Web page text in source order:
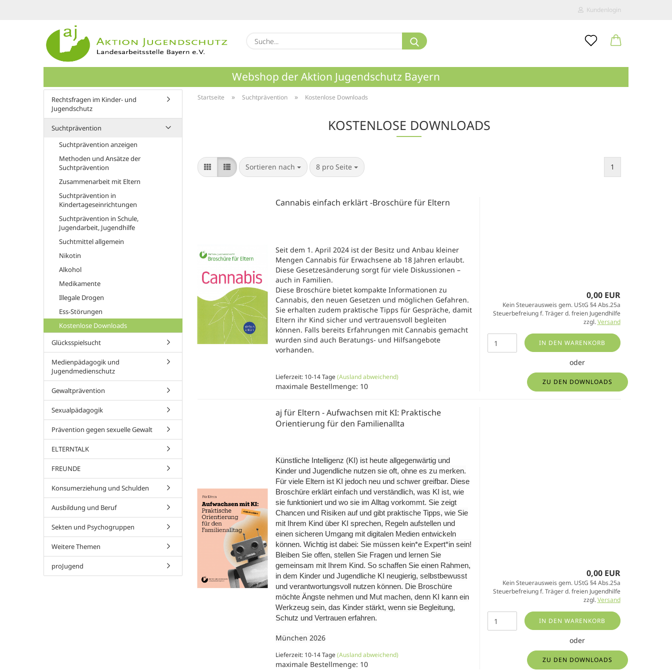
Kundenlogin
E-Mail
Suche...
Webshop der Aktion Jugendschutz Bayern
Startseite » Suchtprävention » Kostenlose Downloads
KOSTENLOSE DOWNLOADS
Sortieren nach
Sortieren nach 8 pro Seite
pro Seite 1
Cannabis einfach erklärt -Broschüre für Eltern
Seit dem 1. April 2024 ist der Besitz und Anbau kleiner
Mengen Cannabis für Erwachsene ab 18 Jahren erlaubt.
Diese Gesetzesänderung sorgt für viele Diskussionen –
auch in Familien.
Diese Broschüre bietet kompakte Informationen zu
Cannabis, den neuen Gesetzen und möglichen Gefahren.
Sie erhalten zudem praktische Tipps für Gespräche, damit
Eltern ihr Kind sicher und vertrauensvoll begleiten
können. Falls bereits Erfahrungen mit Cannabis gemacht
wurden sind auch Beratungs- und Hilfsangebote
vorhanden.
Lieferzeit: 10-14 Tage (Ausland abweichend)
maximale Bestellmenge: 10
0,00 EUR
Kein Steuerausweis gem. UStG §4 Abs.25a
Steuerbefreiung f. Träger d. freien Jugendhilfe
zzgl.Versand
IN DEN WARENKORB
oder
ZU DEN DOWNLOADS
aj für Eltern - Aufwachsen mit KI: Praktische
Orientierung für den Familienallta
Künstliche Intelligenz (KI) ist heute allgegenwärtig und
Kinder und Jugendliche nutzen sie oft, ohne es zu merken.
Für viele Eltern ist KI jedoch neu und schwer greifbar. Diese
Broschüre erklärt einfach und verständlich, was KI ist, wie
sie funktioniert und wo sie im Alltag vorkommt. Sie zeigt
Chancen und Risiken auf und gibt praktische Tipps, wie Sie
mit Ihrem Kind über KI sprechen, Regeln aufstellen und
einen sicheren Umgang mit digitalen Medien entwickeln
können. Wichtig ist dabei: Sie müssen kein*e Expert*in sein!
Bleiben Sie offen, stellen Sie Fragen und lernen Sie
gemeinsam mit Ihrem Kind. So schaffen Sie einen Rahmen,
in dem Kinder und Jugendliche KI neugierig, selbstbewusst
und verantwortungsvoll nutzen können. Die Broschüre
möchte Ängste nehmen und Mut machen, denn KI kann ein
Werkzeug sein, das Kinder stärkt, wenn sie Begleitung,
Schutz und Vertrauen erfahren.
München 2026
Lieferzeit: 10-14 Tage (Ausland abweichend)
maximale Bestellmenge: 10
0,00 EUR
Kein Steuerausweis gem. UStG §4 Abs.25a
Steuerbefreiung f. Träger d. freien Jugendhilfe
zzgl.Versand
IN DEN WARENKORB
oder
ZU DEN DOWNLOADS
Rechtsfragen im Kinder- und
Jugendschutz
Suchtprävention
Suchtprävention anzeigen
Methoden und Ansätze der
Suchtprävention
Zusammenarbeit mit Eltern
Suchtprävention in
Kindertageseinrichtungen
Suchtprävention in Schule,
Jugendarbeit, Jugendhilfe
Suchtmittel allgemein
Nikotin
Alkohol
Medikamente
Illegale Drogen
Ess-Störungen
Kostenlose Downloads
Glücksspielsucht
Medienpädagogik und
Jugendmedienschutz
Gewaltprävention
Sexualpädagogik
Prävention gegen sexuelle Gewalt
ELTERNTALK
FREUNDE
Konsumerziehung und Schulden
Ausbildung und Beruf
Sekten und Psychogruppen
Weitere Themen
proJugend